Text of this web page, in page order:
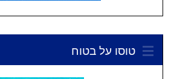
טוסו על בטוח